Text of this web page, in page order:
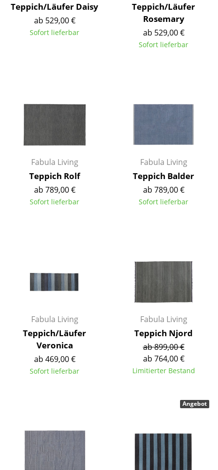
Accessoires
Uhren
Tabletts
Büroutensilien
Aufbewahrungsboxen
Decken
Kissen
Teppiche
Zuhause
Schlafzimmer
Kinderzimmer
Stauraum
Balkon & Garten
Teppich/Läufer Daisy
ab 529,00 €
Sofort lieferbar
Teppich/Läufer
Rosemary
ab 529,00 €
Sofort lieferbar
Fabula Living
Teppich Rolf
ab 789,00 €
Sofort lieferbar
Fabula Living
Teppich Balder
ab 789,00 €
Sofort lieferbar
Fabula Living
Teppich/Läufer
Veronica
ab 469,00 €
Sofort lieferbar
Fabula Living
Teppich Njord
ab 899,00 €
ab 764,00 €
Limitierter Bestand
Angebot